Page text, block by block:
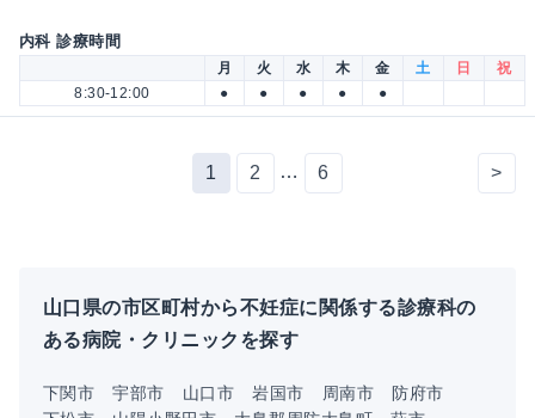
内科 診療時間
月 火 水 木 金 土 日
祝
8:30-12:00
● ● ● ● ●
1 2 … 6 >
山口県の市区町村から不妊症に関係する診療科の
ある病院・クリニックを探す
下関市 宇部市 山口市 岩国市 周南市
防府市